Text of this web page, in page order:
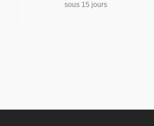
sous 15 jours